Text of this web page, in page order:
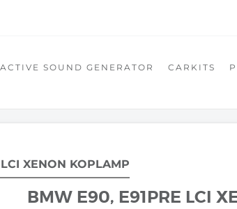
ACTIVE SOUND GENERATOR CARKITS
XENON KOPLAMP
BMW E90, E91PRE LCI